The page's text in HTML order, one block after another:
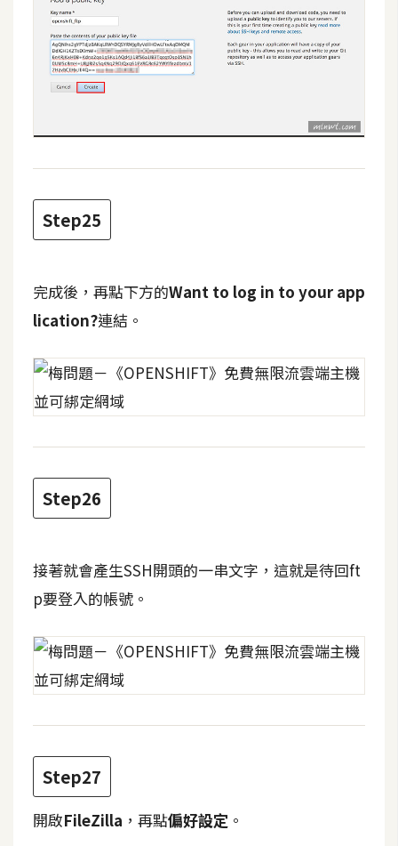
Step25
完成後，再點下方的Want to log in to your app
lication?連結。
Step26
接著就會產生SSH開頭的一串文字，這就是待回ft
p要登入的帳號。
Step27
開啟FileZilla ，再點偏好設定 。